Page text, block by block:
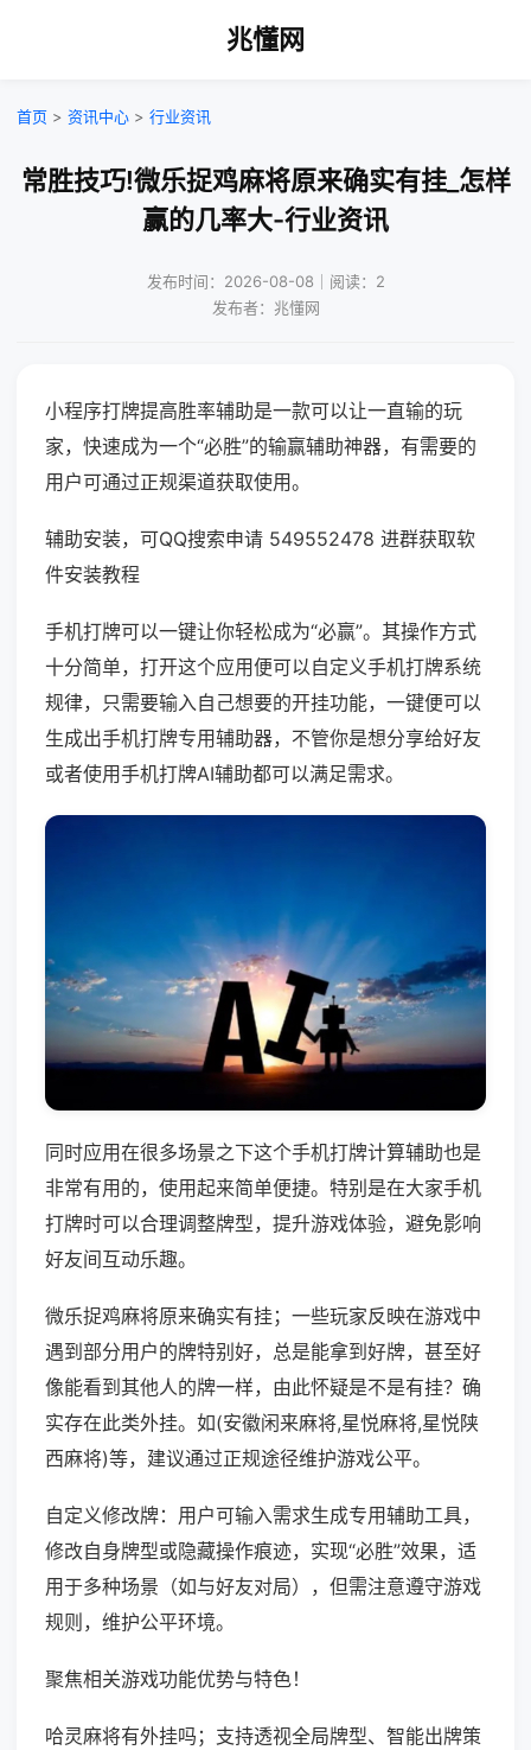
兆懂网
首页 > 资讯中心 > 行业资讯
常胜技巧!微乐捉鸡麻将原来确实有挂_怎样
赢的几率大-行业资讯
发布时间：2026-08-08｜阅读：2
发布者：兆懂网
小程序打牌提高胜率辅助是一款可以让一直输的玩
家，快速成为一个“必胜”的输赢辅助神器，有需要的
用户可通过正规渠道获取使用。
辅助安装，可QQ搜索申请 549552478 进群获取软
件安装教程
手机打牌可以一键让你轻松成为“必赢”。其操作方式
十分简单，打开这个应用便可以自定义手机打牌系统
规律，只需要输入自己想要的开挂功能，一键便可以
生成出手机打牌专用辅助器，不管你是想分享给好友
或者使用手机打牌AI辅助都可以满足需求。
同时应用在很多场景之下这个手机打牌计算辅助也是
非常有用的，使用起来简单便捷。特别是在大家手机
打牌时可以合理调整牌型，提升游戏体验，避免影响
好友间互动乐趣。
微乐捉鸡麻将原来确实有挂；一些玩家反映在游戏中
遇到部分用户的牌特别好，总是能拿到好牌，甚至好
像能看到其他人的牌一样，由此怀疑是不是有挂？确
实存在此类外挂。如(安徽闲来麻将,星悦麻将,星悦陕
西麻将)等，建议通过正规途径维护游戏公平。
自定义修改牌：用户可输入需求生成专用辅助工具，
修改自身牌型或隐藏操作痕迹，实现“必胜”效果，适
用于多种场景（如与好友对局），但需注意遵守游戏
规则，维护公平环境。
聚焦相关游戏功能优势与特色！
哈灵麻将有外挂吗；支持透视全局牌型、智能出牌策